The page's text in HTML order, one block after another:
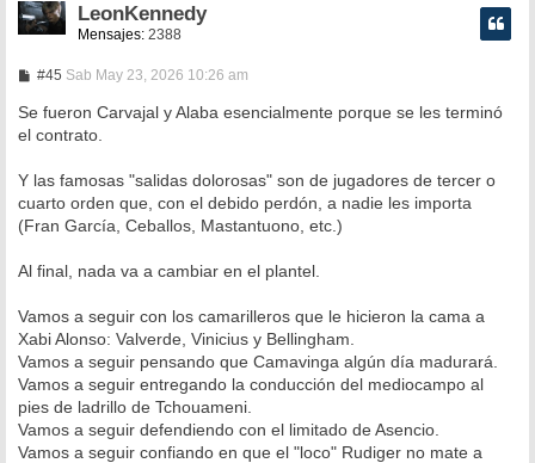
LeonKennedy
Mensajes: 2388
#45M
n
s
a
e
Sab May 23, 2026 10:26 am
Se fueron Carvajal y Alaba esencialmente porque se les terminó
el contrato.
Y las famosas "salidas dolorosas" son de jugadores de tercer o
cuarto orden que, con el debido perdón, a nadie les importa
(Fran García, Ceballos, Mastantuono, etc.)
Al final, nada va a cambiar en el plantel.
Vamos a seguir con los camarilleros que le hicieron la cama a
Xabi Alonso: Valverde, Vinicius y Bellingham.
Vamos a seguir pensando que Camavinga algún día madurará.
Vamos a seguir entregando la conducción del mediocampo al
pies de ladrillo de Tchouameni.
Vamos a seguir defendiendo con el limitado de Asencio.
Vamos a seguir confiando en que el "loco" Rudiger no mate a